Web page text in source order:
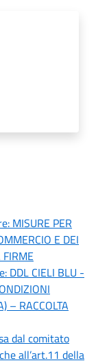
MISURE PER
E DEI
FIRME
DDL CIELI BLU -
– RACCOLTA
dal comitato
all’art.11 della